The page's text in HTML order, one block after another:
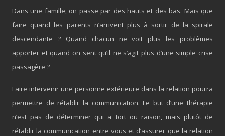
Dans une famille, on passe par des hauts et des bas. Mais que
faire quand les parents n’arrivent plus à sortir de la spirale
descendante ? Quand chacun ne voit plus les problèmes
apporter et quand on sent qu’il ne s’agit plus d’une simple crise
passagère ?
Faire intervenir une personne extérieure dans la relation pourra
permettre de rétablir la communication. Le but d’une thérapie
n’est pas de déterminer qui a tort ou raison, mais plutôt de
rétablir la communication entre vous et d’assurer que la relation